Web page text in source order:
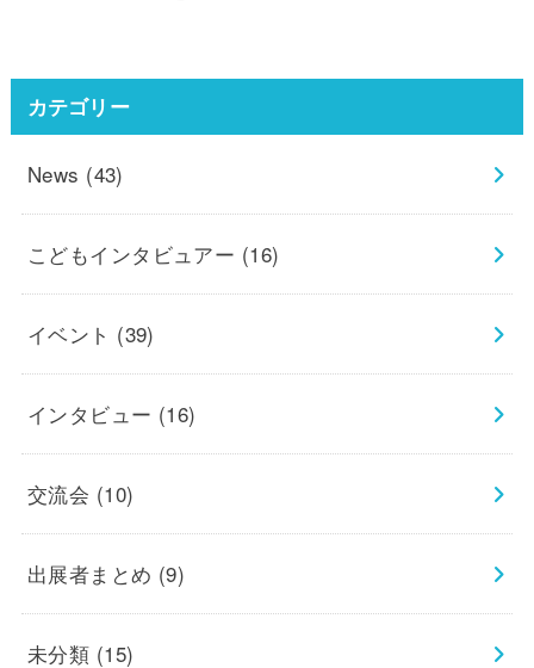
カテゴリー
News (43)
こどもインタビュアー (16)
イベント (39)
インタビュー (16)
交流会 (10)
出展者まとめ (9)
未分類 (15)